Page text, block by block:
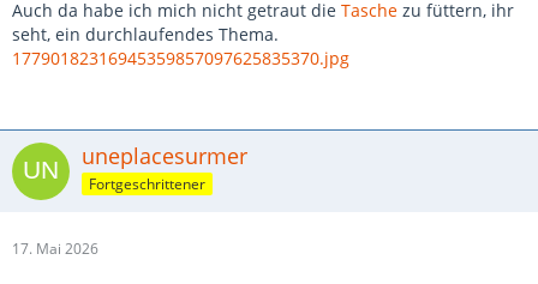
Auch da habe ich mich nicht getraut die Tasche zu füttern, ihr
seht, ein durchlaufendes Thema.
17790182316945359857097625835370.jpg
uneplacesurmer
Fortgeschrittener
17. Mai 2026